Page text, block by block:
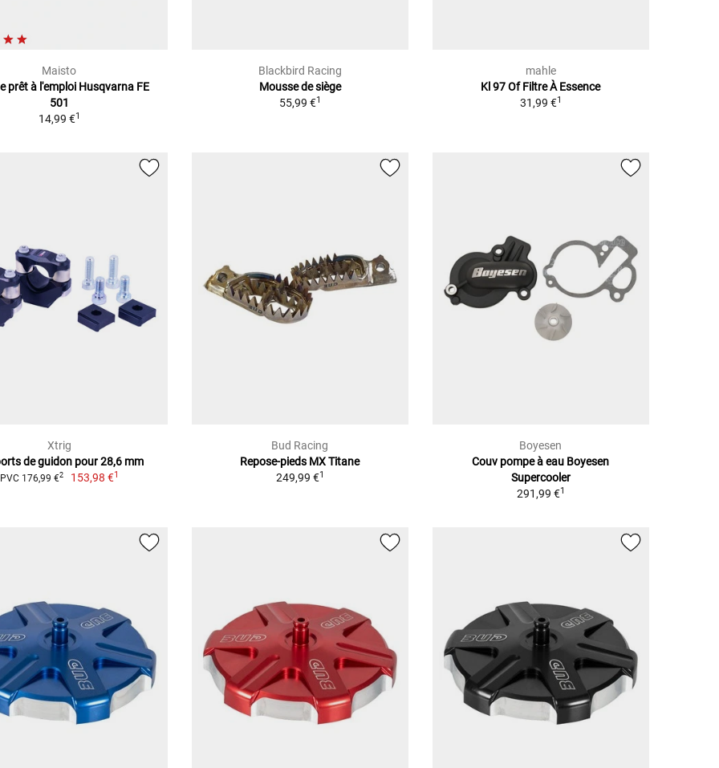
Maisto
prêt à l'emploi Husqvarna FE
501
14,99 €1
Blackbird Racing
Mousse de siège
55,99 €1
mahle
Kl 97 Of Filtre À Essence
31,99 €1
Xtrig
de guidon pour 28,6 mm
PVC 176,99 €2 153,98 €1
Bud Racing
Repose-pieds MX Titane
249,99 €1
Boyesen
Couv pompe à eau Boyesen
Supercooler
291,99 €1